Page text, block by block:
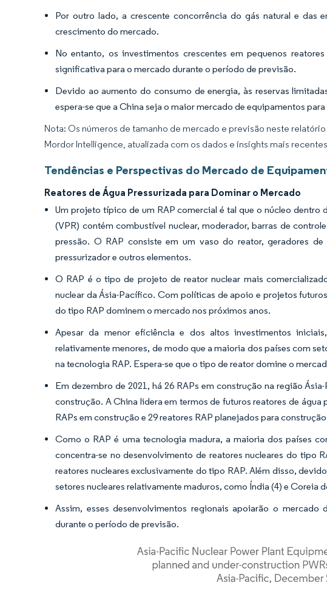
Por outro lado, a crescente concorrência do gás natural e das
crescimento do mercado.
No entanto, os investimentos crescentes em pequenos
significativa para o mercado durante o período de previsão.
Devido ao aumento do consumo de energia, às reservas
espera-se que a China seja o maior mercado de equipamentos
Nota: Os números de tamanho de mercado e previsão neste
Mordor Intelligence, atualizada com os dados e insights mais
Tendências e Perspectivas do Mercado de
Reatores de Água Pressurizada para Dominar o Mercado
Um projeto típico de um RAP comercial é tal que o núcleo
(VPR) contém combustível nuclear, moderador, barras de
pressão. O RAP consiste em um vaso do reator, geradores
pressurizador e outros elementos.
O RAP é o tipo de projeto de reator nuclear mais
nuclear da Ásia-Pacífico. Com políticas de apoio e projetos
do tipo RAP dominem o mercado nos próximos anos.
Apesar da menor eficiência e dos altos investimentos
relativamente menores, de modo que a maioria dos países com
na tecnologia RAP. Espera-se que o tipo de reator domine o
Em dezembro de 2021, há 26 RAPs em construção na região
construção. A China lidera em termos de futuros reatores de
RAPs em construção e 29 reatores RAP planejados para
Como o RAP é uma tecnologia madura, a maioria dos países
concentra-se no desenvolvimento de reatores nucleares do tipo
reatores nucleares exclusivamente do tipo RAP. Além disso,
setores nucleares relativamente maduros, como Índia (4) e Coreia
Assim, esses desenvolvimentos regionais apoiarão o
durante o período de previsão.